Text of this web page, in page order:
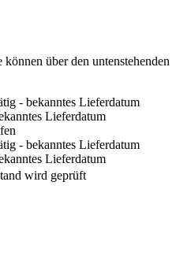
über den untenstehenden
- bekanntes Lieferdatum
Lieferdatum
- bekanntes Lieferdatum
Lieferdatum
wird geprüft